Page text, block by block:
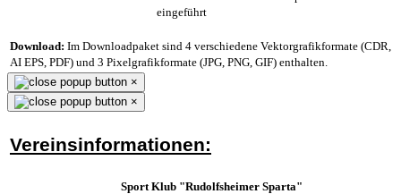
eingeführt
Download: Im Downloadpaket sind 4 verschiedene Vektorgrafikformate (CDR,
AI EPS, PDF) und 3 Pixelgrafikformate (JPG, PNG, GIF) enthalten.
×
×
Vereinsinformationen:
Sport Klub "Rudolfsheimer Sparta"